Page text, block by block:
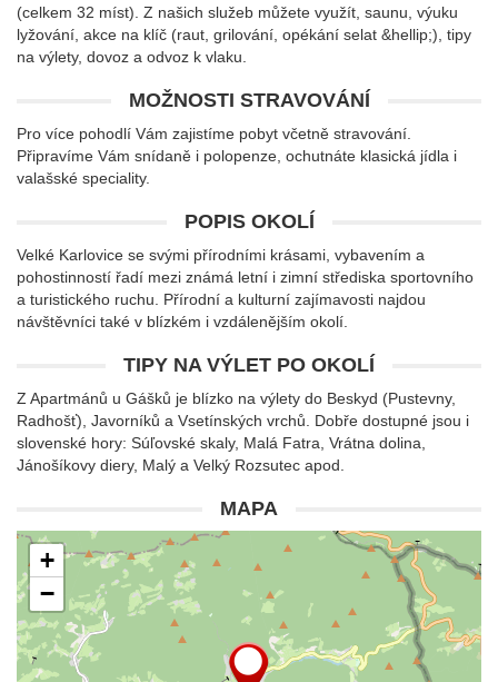
(celkem 32 míst). Z našich služeb můžete využít, saunu, výuku
lyžování, akce na klíč (raut, grilování, opékání selat &hellip;), tipy
na výlety, dovoz a odvoz k vlaku.
MOŽNOSTI STRAVOVÁNÍ
Pro více pohodlí Vám zajistíme pobyt včetně stravování.
Připravíme Vám snídaně i polopenze, ochutnáte klasická jídla i
valašské speciality.
POPIS OKOLÍ
Velké Karlovice se svými přírodními krásami, vybavením a
pohostinností řadí mezi známá letní i zimní střediska sportovního
a turistického ruchu. Přírodní a kulturní zajímavosti najdou
návštěvníci také v blízkém i vzdálenějším okolí.
TIPY NA VÝLET PO OKOLÍ
Z Apartmánů u Gášků je blízko na výlety do Beskyd (Pustevny,
Radhošť), Javorníků a Vsetínských vrchů. Dobře dostupné jsou i
slovenské hory: Súľovské skaly, Malá Fatra, Vrátna dolina,
Jánošíkovy diery, Malý a Velký Rozsutec apod.
MAPA
+
−